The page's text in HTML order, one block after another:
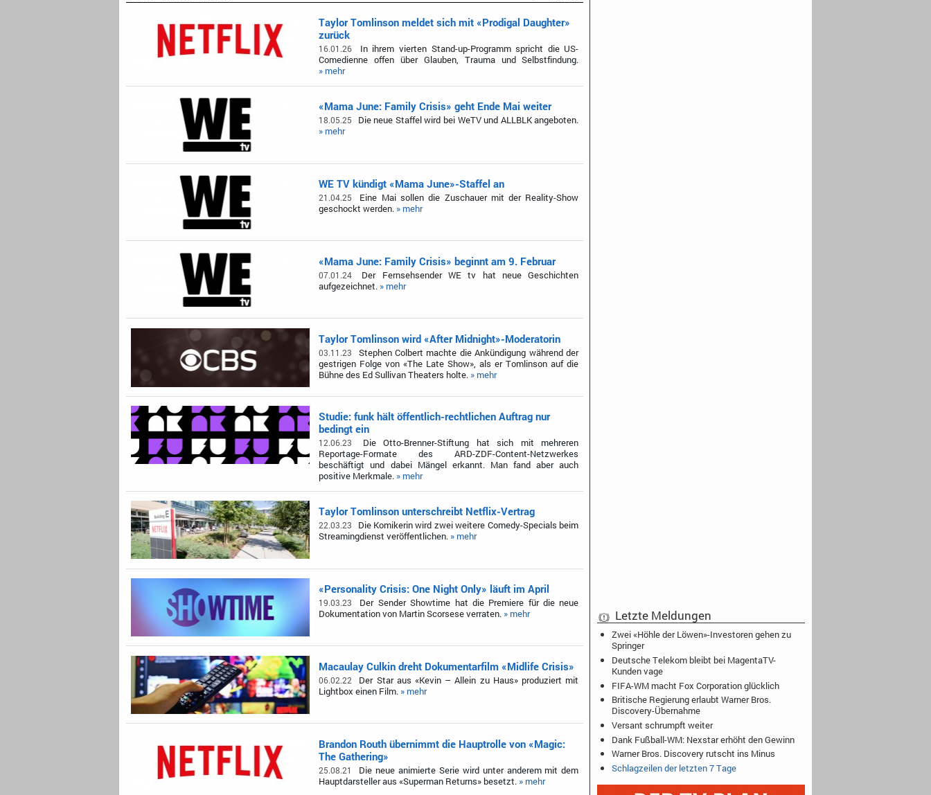
Taylor Tomlinson meldet sich mit «Prodigal Daughter»
zurück
16.01.26
In ihrem vierten Stand-up-Programm spricht die US-
Comedienne offen über Glauben, Trauma und Selbstfindung.
» mehr
«Mama June: Family Crisis» geht Ende Mai weiter
18.05.25
Die neue Staffel wird bei WeTV und ALLBLK angeboten.
» mehr
WE TV kündigt «Mama June»-Staffel an
21.04.25
Eine Mai sollen die Zuschauer mit der Reality-Show
geschockt werden. » mehr
«Mama June: Family Crisis» beginnt am 9. Februar
07.01.24
Der Fernsehsender WE tv hat neue Geschichten
aufgezeichnet. » mehr
Taylor Tomlinson wird «After Midnight»-Moderatorin
03.11.23
Stephen Colbert machte die Ankündigung während der
gestrigen Folge von «The Late Show», als er Tomlinson auf die
Bühne des Ed Sullivan Theaters holte. » mehr
Studie: funk hält öffentlich-rechtlichen Auftrag nur
bedingt ein
12.06.23
Die Otto-Brenner-Stiftung hat sich mit mehreren
Reportage-Formate des ARD-ZDF-Content-Netzwerkes
beschäftigt und dabei Mängel erkannt. Man fand aber auch
positive Merkmale. » mehr
Taylor Tomlinson unterschreibt Netflix-Vertrag
22.03.23
Die Komikerin wird zwei weitere Comedy-Specials beim
Streamingdienst veröffentlichen. » mehr
«Personality Crisis: One Night Only» läuft im April
19.03.23
Der Sender Showtime hat die Premiere für die neue
Dokumentation von Martin Scorsese verraten. » mehr
Macaulay Culkin dreht Dokumentarfilm «Midlife Crisis»
06.02.22
Der Star aus «Kevin – Allein zu Haus» produziert mit
Lightbox einen Film. » mehr
Brandon Routh übernimmt die Hauptrolle von «Magic:
The Gathering»
25.08.21
Die neue animierte Serie wird unter anderem mit dem
Hauptdarsteller aus «Superman Returns» besetzt. » mehr
Letzte Meldungen
Zwei «Höhle der Löwen»-Investoren gehen zu
Springer
Deutsche Telekom bleibt bei MagentaTV-
Kunden vage
FIFA-WM macht Fox Corporation glücklich
Britische Regierung erlaubt Warner Bros.
Discovery-Übernahme
Versant schrumpft weiter
Dank Fußball-WM: Nexstar erhöht den Gewinn
Warner Bros. Discovery rutscht ins Minus
Schlagzeilen der letzten 7 Tage